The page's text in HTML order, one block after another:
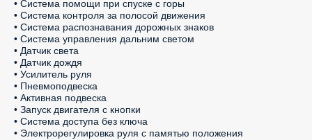
• Система помощи при спуске с горы
• Система контроля за полосой движения
• Система распознавания дорожных знаков
• Система управления дальним светом
• Датчик света
• Датчик дождя
• Усилитель руля
• Пневмоподвеска
• Активная подвеска
• Запуск двигателя с кнопки
• Система доступа без ключа
• Электрорегулировка руля с памятью положения